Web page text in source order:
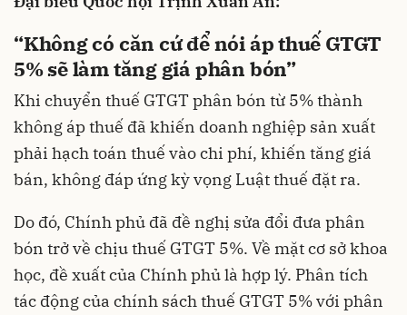
“Không có căn cứ để nói áp thuế GTGT
5% sẽ làm tăng giá phân bón”
Khi chuyển thuế GTGT phân bón từ 5% thành
không áp thuế đã khiến doanh nghiệp sản xuất
phải hạch toán thuế vào chi phí, khiến tăng giá
bán, không đáp ứng kỳ vọng Luật thuế đặt ra.
Do đó, Chính phủ đã đề nghị sửa đổi đưa phân
bón trở về chịu thuế GTGT 5%. Về mặt cơ sở khoa
học, đề xuất của Chính phủ là hợp lý. Phân tích
tác động của chính sách thuế GTGT 5% với phân